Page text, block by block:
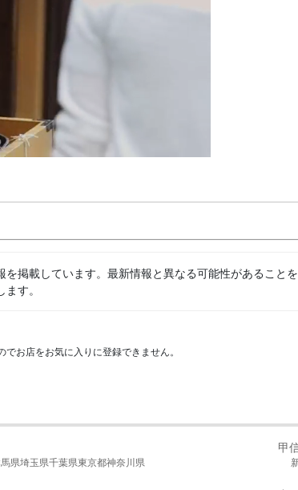
掲載しています。最新情報と異なる可能性があること
す。
お店をお気に入りに登録できません。
県埼玉県千葉県東京都神奈川県
甲